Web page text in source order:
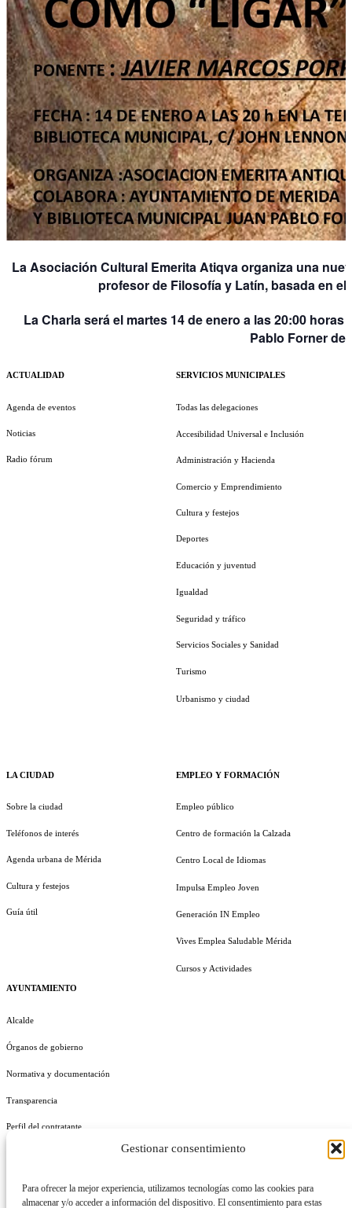
Gestionar consentimiento
Para ofrecer la mejor experiencia, utilizamos tecnologías como las cookies para
almacenar y/o acceder a información del dispositivo. El consentimiento para estas
La Asociación Cultural Emerita Atiqva organiza una
profesor de Filosofía y Latín, basada en el
La Charla será el martes 14 de enero a las 20:00
Pablo Forner de
ACTUALIDAD
Agenda de eventos
Noticias
Radio fórum
LA CIUDAD
Sobre la ciudad
Teléfonos de interés
Agenda urbana de Mérida
Cultura y festejos
Guía útil
AYUNTAMIENTO
Alcalde
Órganos de gobierno
Normativa y documentación
Transparencia
Perfil del contratante
SERVICIOS MUNICIPALES
Todas las delegaciones
Accesibilidad Universal e Inclusión
Administración y Hacienda
Comercio y Emprendimiento
Cultura y festejos
Deportes
Educación y juventud
Igualdad
Seguridad y tráfico
Servicios Sociales y Sanidad
Turismo
Urbanismo y ciudad
EMPLEO Y FORMACIÓN
Empleo público
Centro de formación la Calzada
Centro Local de Idiomas
Impulsa Empleo Joven
Generación IN Empleo
Vives Emplea Saludable Mérida
Cursos y Actividades